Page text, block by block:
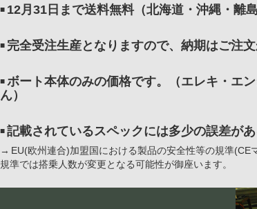
12月31日まで送料無料（北海道・沖縄・離島
完全受注生産となりますので、納期はご注
ボート本体のみの価格です。（エレキ・エ
ん）
記載されているスペックには多少の誤差があ
EU(欧州連合)加盟国における製品の安全性等の規準
規準では搭乗人数が変更となる可能性が御座います。